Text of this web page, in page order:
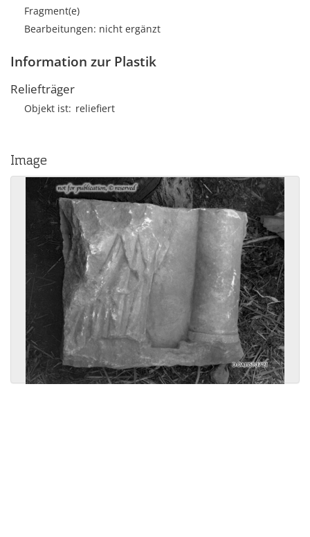
Fragment(e)
Bearbeitungen: nicht ergänzt
Information zur Plastik
Reliefträger
Objekt ist reliefiert
Image